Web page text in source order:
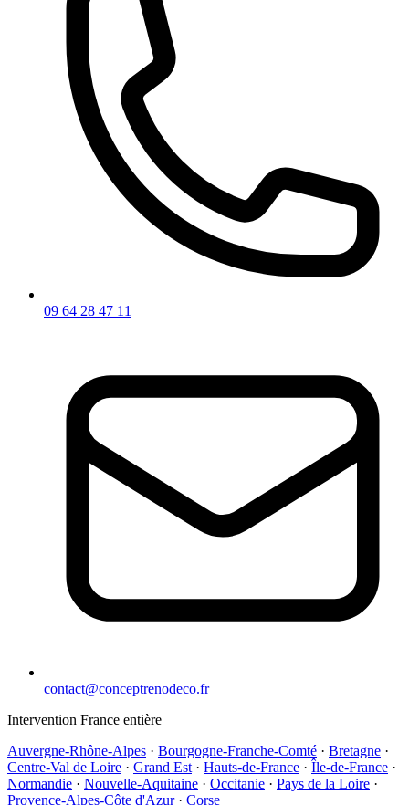
09 64 28 47 11
contact@conceptrenodeco.fr
Intervention France entière
Auvergne-Rhône-Alpes · Bourgogne-Franche-Comté · Bretagne ·
Centre-Val de Loire · Grand Est · Hauts-de-France · Île-de-France ·
Normandie · Nouvelle-Aquitaine · Occitanie · Pays de la Loire ·
Provence-Alpes-Côte d'Azur · Corse